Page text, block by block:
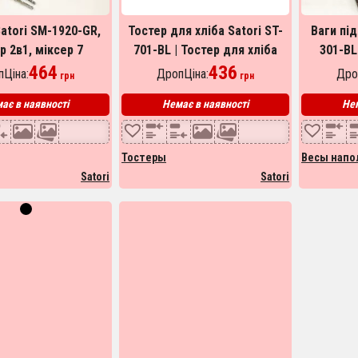
SM-1920-GR,
2в1, міксер 7
міксер
міксер
464 грн
в наявності
Satori
Тостер для хліба Satori ST-
701-BL | Тостер для хліба
Електро тостер | Тостер для
ДропЦіна:436 грн
Немає в наявності
Тостеры
Satori
Ваги
301-
Весы